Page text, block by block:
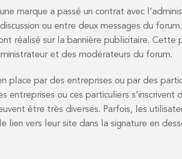
marque a passé un contrat avec
ou entre deux messages du
réalisé sur la bannière publicitaire. Cette
et des modérateurs du forum.
place par des entreprises ou par des
entreprises ou ces particuliers
être très diverses. Parfois, les
lien vers leur site dans la signature en